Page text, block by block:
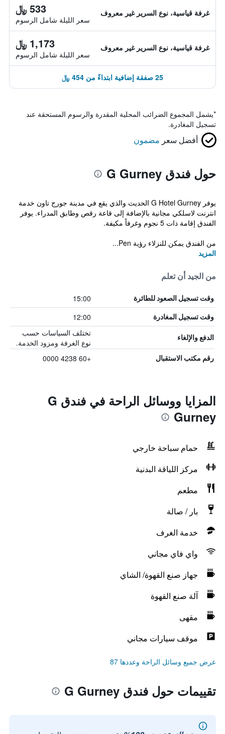
غرفة قياسية، نوع السرير غير معروف 533 ﷼
سعر الليلة شامل الرسوم
غرفة قياسية، نوع السرير غير معروف 1,173 ﷼
سعر الليلة شامل الرسوم
25 صفقة إضافية ابتداءً من 454 ﷼
*يشمل المجموع الضرائب المحلية المقدرة والرسوم المستحقة عند
تسجيل المغادرة.
أفضل سعر مضمون
حول فندق G Gurney
يوفر G Hotel Gurney الحديث والذي يقع في مدينة جورج تاون خدمة
انترنت لاسلكي مجانية بالإضافة إلى قاعة رقص وطابق المدراء. يوفر
الفندق إقامة ذات 5 نجوم وغرفاً مكيفة.
من الفندق يمكن للنزلاء رؤية Pen...
المزيد
من الجيد أن تعلم
وقت تسجيل الصعود للطائرة 15:00
وقت تسجيل المغادرة 12:00
الدفع والإلغاء
تختلف السياسات حسب
نوع الغرفة ومزود الخدمة.
رقم مكتب الاستقبال +60 4238 0000
المزايا ووسائل الراحة في فندق G
Gurney
حمام سباحة خارجي
مركز اللياقة البدنية
مطعم
بار / صالة
خدمة الغرف
واي فاي مجاني
جهاز صنع القهوة/ الشاي
آلة صنع القهوة
مقهى
موقف سيارات مجاني
عرض جميع وسائل الراحة وعددها 87
تقييمات حول فندق G Gurney